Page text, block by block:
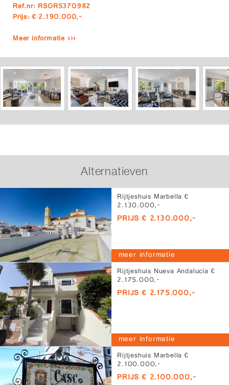
Ref.nr: RSOR5370982
Prijs: € 2.190.000,-
Meer informatie ›››
Alternatieven
Rijtjeshuis Marbella €
2.130.000,-
PRIJS € 2.130.000,-
meer informatie
Rijtjeshuis Nueva Andalucía €
2.175.000,-
PRIJS € 2.175.000,-
meer informatie
Rijtjeshuis Marbella €
2.100.000,-
PRIJS € 2.100.000,-